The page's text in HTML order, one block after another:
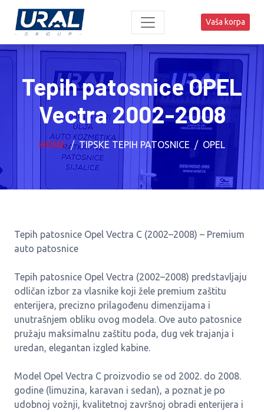
Vaša korpa
Tepih patosnice OPEL
Vectra 2002-2008
HOME TIPSKE TEPIH PATOSNICE OPEL
Tepih patosnice Opel Vectra C (2002–2008) – Premium
auto patosnice
Tepih patosnice Opel Vectra (2002–2008) predstavljaju
odličan izbor za vlasnike koji žele premium zaštitu
enterijera, precizno prilagođenu dimenzijama i
unutrašnjem obliku ovog modela. Ove auto patosnice
pružaju maksimalnu zaštitu poda, dug vek trajanja i
uredan, elegantan izgled kabine.
Model Opel Vectra C proizvodio se od 2002. do 2008.
godine (limuzina, karavan i sedan), a poznat je po
udobnoj vožnji, kvalitetnoj završnoj obradi enterijera i